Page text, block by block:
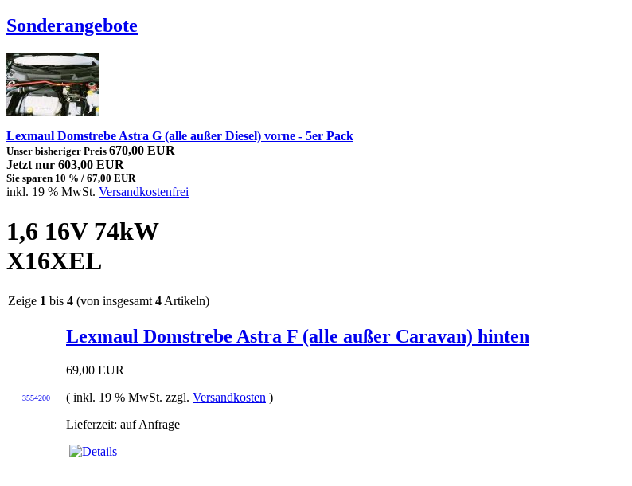
Sonderangebote
Lexmaul Domstrebe Astra G (alle außer Diesel) vorne - 5er Pack
Unser bisheriger Preis 670,00 EUR
Jetzt nur 603,00 EUR
Sie sparen 10 % / 67,00 EUR
inkl. 19 % MwSt. Versandkostenfrei
1,6 16V 74kW
X16XEL
Zeige 1 bis 4 (von insgesamt 4 Artikeln)
3554200
Lexmaul Domstrebe Astra F (alle außer Caravan) hinten
69,00 EUR
( inkl. 19 % MwSt. zzgl. Versandkosten )
Lieferzeit: auf Anfrage